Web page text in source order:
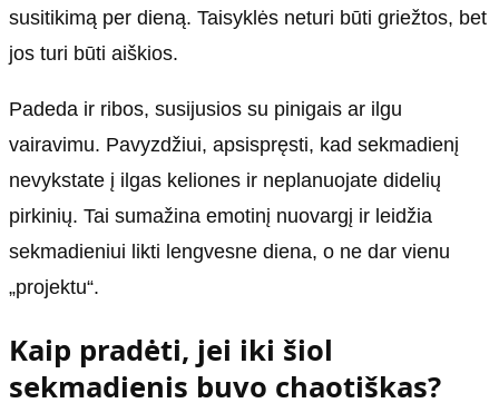
susitikimą per dieną. Taisyklės neturi būti griežtos, bet
jos turi būti aiškios.
Padeda ir ribos, susijusios su pinigais ar ilgu
vairavimu. Pavyzdžiui, apsispręsti, kad sekmadienį
nevykstate į ilgas keliones ir neplanuojate didelių
pirkinių. Tai sumažina emotinį nuovargį ir leidžia
sekmadieniui likti lengvesne diena, o ne dar vienu
„projektu“.
Kaip pradėti, jei iki šiol
sekmadienis buvo chaotiškas?